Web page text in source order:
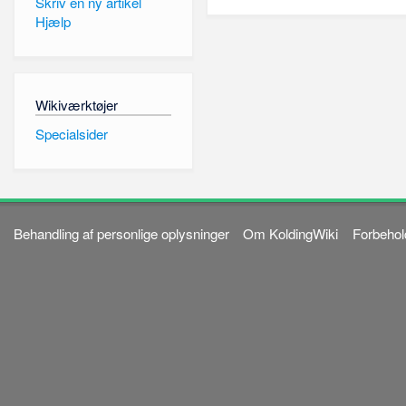
Hjælp
Wikiværktøjer
Specialsider
Behandling af personlige oplysninger Om KoldingWiki